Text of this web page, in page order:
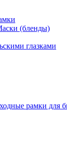
(бленды)
глазками
рамки для